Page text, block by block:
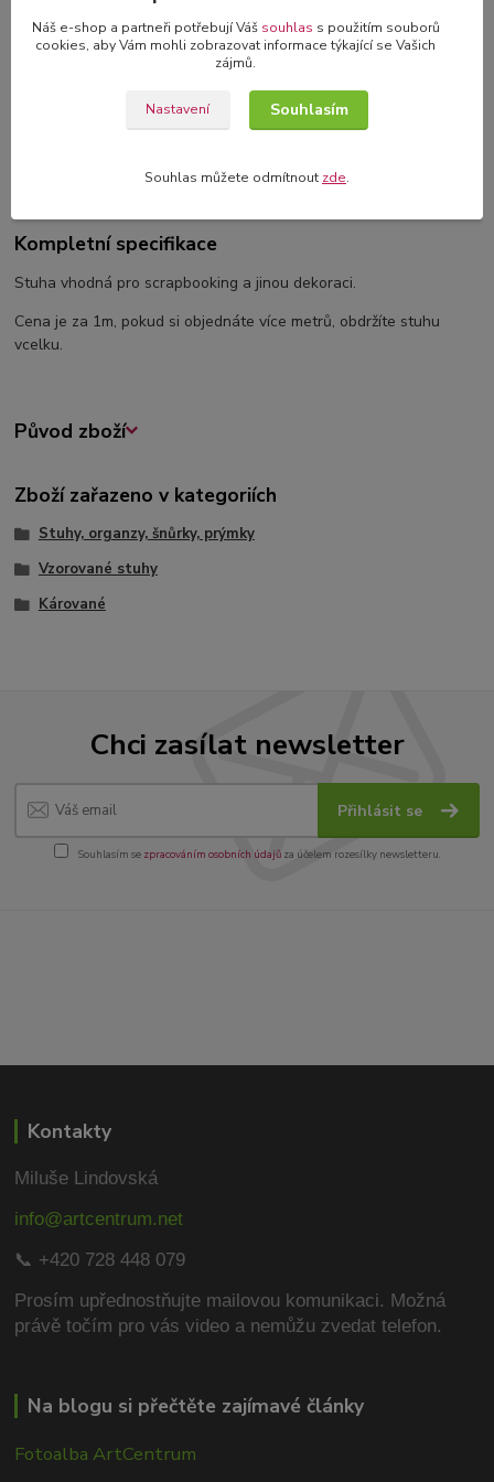
originální blahopřání s 3D dekorací
Kompletní specifikace
Stuha vhodná pro scrapbooking a jinou dekoraci.
Cena je za 1m, pokud si objednáte více metrů, obdržíte stuhu
vcelku.
Původ zboží
Zboží zařazeno v kategoriích
Stuhy, organzy, šnůrky, prýmky
Vzorované stuhy
Kárované
Chci zasílat newsletter
Přihlásit se
Souhlasím se zpracováním osobních údajůza účelem rozesílky newsletteru.
Kontakty
Miluše Lindovská
info@artcentrum.net
📞 +420 728 448 079
Prosím upřednostňujte mailovou komunikaci. Možná
právě točím pro vás video a nemůžu zvedat telefon.
Na blogu si přečtěte zajímavé články
Fotoalba ArtCentrum
Náš e-shop a partneři potřebují Váš souhlas s použitím souborů
cookies, aby Vám mohli zobrazovat informace týkající se Vašich
zájmů.
Nastavení Souhlasím
Souhlas můžete odmítnout zde.